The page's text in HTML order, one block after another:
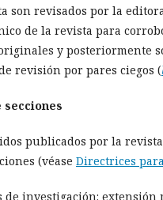
son revisados por la
de la revista para
y posteriormente
revisión por pares ciegos (
secciones
publicados por la
(véase Directrices
de investigación: extensión